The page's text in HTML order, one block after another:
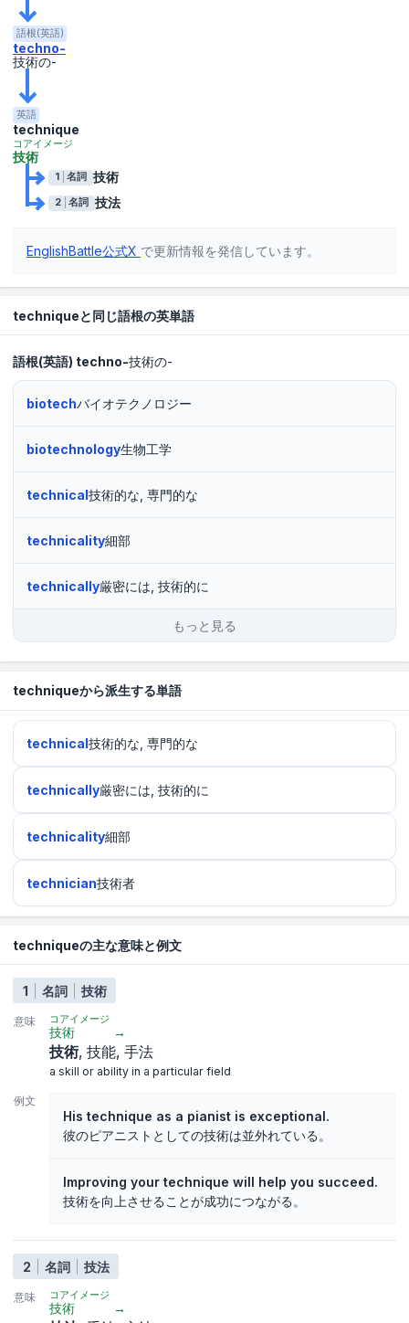
語根(英語)
techno-
技術の-
英語
technique
コアイメージ
技術
1 名詞 技術
2 名詞 技法
EnglishBattle公式X で更新情報を発信しています。
techniqueと同じ語根の英単語
語根(英語) techno-技術の-
biotechバイオテクノロジー
biotechnology生物工学
technical技術的な, 専門的な
technicality細部
technically厳密には, 技術的に
もっと見る
techniqueから派生する単語
technical技術的な, 専門的な
technically厳密には, 技術的に
technicality細部
technician技術者
techniqueの主な意味と例文
1 名詞 技術
意味 コアイメージ
技術 →
技術 技能 手法
a skill or ability in a particular field
例文
His technique as a pianist is exceptional.
彼のピアニストとしての技術は並外れている。
Improving your technique will help you succeed.
技術を向上させることが成功につながる。
2 名詞 技法
意味 コアイメージ
技術 →